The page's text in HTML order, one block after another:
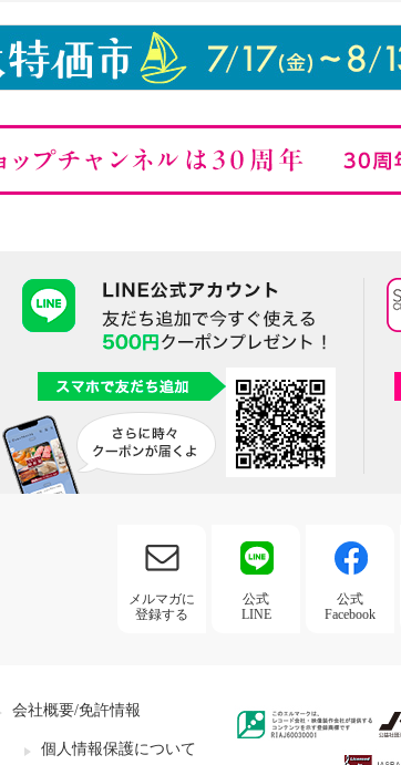
メルマガに
登録する
公式
LINE
公式
Facebook
会社概要/免許情報
個人情報保護について